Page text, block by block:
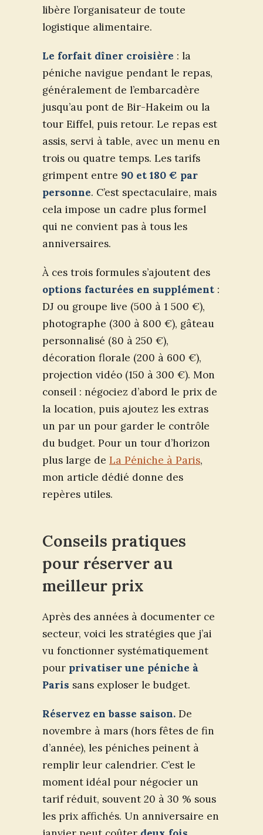
libère l’organisateur de toute
logistique alimentaire.
Le forfait dîner croisière : la
péniche navigue pendant le repas,
généralement de l’embarcadère
jusqu’au pont de Bir-Hakeim ou la
tour Eiffel, puis retour. Le repas est
assis, servi à table, avec un menu en
trois ou quatre temps. Les tarifs
grimpent entre 90 et 180 € par
personne. C’est spectaculaire, mais
cela impose un cadre plus formel
qui ne convient pas à tous les
anniversaires.
À ces trois formules s’ajoutent des
options facturées en supplément :
DJ ou groupe live (500 à 1 500 €),
photographe (300 à 800 €), gâteau
personnalisé (80 à 250 €),
décoration florale (200 à 600 €),
projection vidéo (150 à 300 €). Mon
conseil : négociez d’abord le prix de
la location, puis ajoutez les extras
un par un pour garder le contrôle
du budget. Pour un tour d’horizon
plus large de La Péniche à Paris,
mon article dédié donne des
repères utiles.
Conseils pratiques
pour réserver au
meilleur prix
Après des années à documenter ce
secteur, voici les stratégies que j’ai
vu fonctionner systématiquement
pour privatiser une péniche à
Paris sans exploser le budget.
Réservez en basse saison. De
novembre à mars (hors fêtes de fin
d’année), les péniches peinent à
remplir leur calendrier. C’est le
moment idéal pour négocier un
tarif réduit, souvent 20 à 30 % sous
les prix affichés. Un anniversaire en